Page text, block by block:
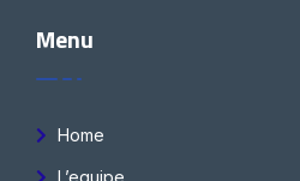
Menu
Home
L’equipe